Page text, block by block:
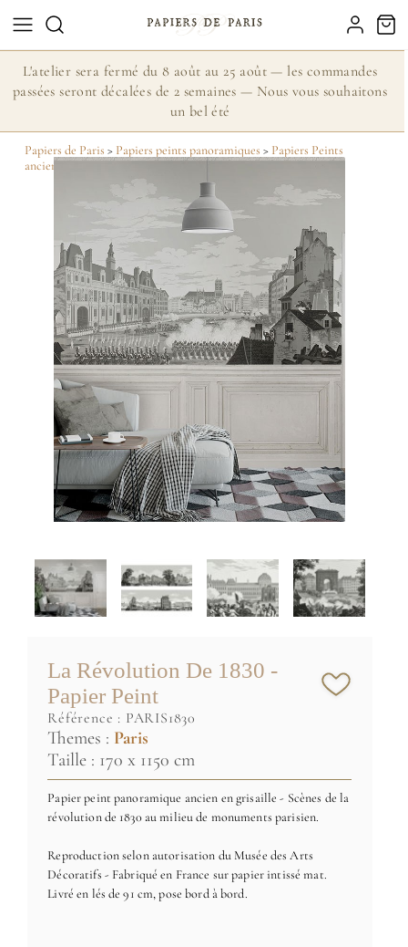
L'atelier sera fermé du 8 août au 25 août — les commandes
passées seront décalées de 2 semaines — Nous vous souhaitons
un bel été
Papiers de Paris > Papiers peints panoramiques > Papiers Peints
anciens
La Révolution De 1830 -
Papier Peint
référence : PARIS1830
Themes : Paris
Taille : 170 x 1150 cm
Papier peint panoramique ancien en grisaille - Scènes de la
révolution de 1830 au milieu de monuments parisien.
Reproduction selon autorisation du Musée des Arts
Décoratifs - Fabriqué en France sur papier intissé mat.
Livré en lés de 91 cm, pose bord à bord.